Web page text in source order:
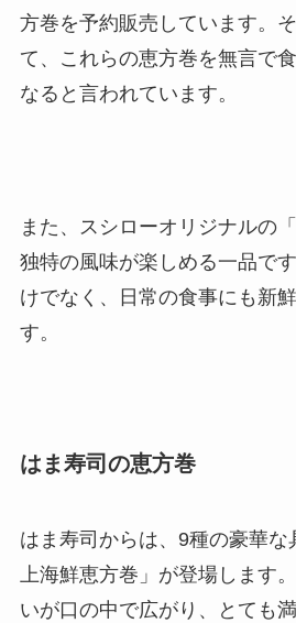
方巻を予約販売しています。
て、これらの恵方巻を無言で
なると言われています。
また、スシローオリジナルの
独特の風味が楽しめる一品で
けでなく、日常の食事にも新
す。
はま寿司の恵方巻
はま寿司からは、9種の豪華
上海鮮恵方巻」が登場します
いが口の中で広がり、とても